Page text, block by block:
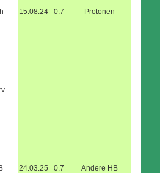
15.08.24 0.7 Protonen
24.03.25 0.7 Andere HB